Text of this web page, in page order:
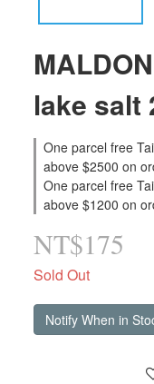
lake salt
One parcel free
above $2500 on
One parcel free
above $1200 on
NT$175
Sold Out
Notify When in